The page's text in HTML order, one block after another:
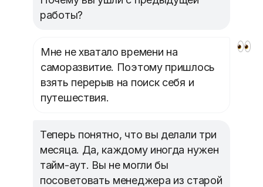
работы?
Мне не хватало времени на
саморазвитие. Поэтому пришлось
взять перерыв на поиск себя и
путешествия.
Теперь понятно, что вы делали три
месяца. Да, каждому иногда нужен
тайм-аут. Вы не могли бы
посоветовать менеджера из старой